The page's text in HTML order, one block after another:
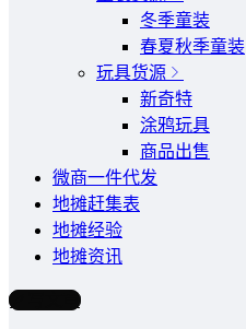
冬季童装
春夏秋季童装
玩具货源
新奇特
涂鸦玩具
商品出售
微商一件代发
地摊赶集表
地摊经验
地摊资讯
写文章